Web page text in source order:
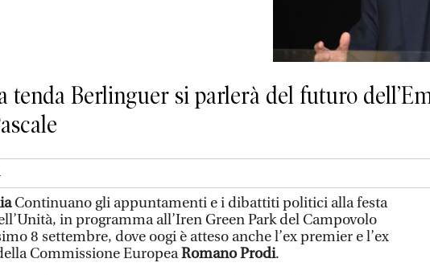
tenda Berlinguer si parlerà del futuro
Continuano gli appuntamenti e i dibattiti politici alla festa
in programma all’Iren Green Park del Campovolo
8 settembre, dove oogi è atteso anche l’ex premier e l’ex
Commissione EuropeaRomano Prodi.